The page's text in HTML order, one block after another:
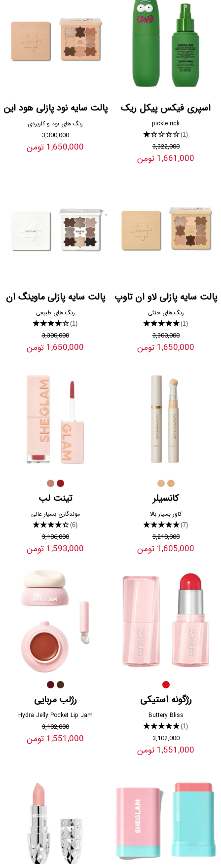
اسپری فیکس پیکل ریک
pickle rick
★★★★★(1)
3,322,000
1,661,000 تومن
پالت سایه نود پازلی هود این
رنگ های نود و کاربردی
3,300,000
1,650,000 تومن
پالت سایه پازلی لاو ان تاوپ
رنگ های خنثی
★★★★★(1)
3,300,000
1,650,000 تومن
پالت سایه پازلی ماوینگ ان
رنگ های طبیعی
★★★★★(1)
3,300,000
1,650,000 تومن
کانسیلر
کاور بسیار بالا
★★★★★(7)
3,210,000
1,605,000 تومن
تینت لب
موندگاری بسیار عالی
★★★★★(6)
3,186,000
1,593,000 تومن
رژگونه استیکی
Buttery Bliss
★★★★★(1)
3,102,000
1,551,000 تومن
رژلب مربایی
Hydra Jelly Pocket Lip Jam
3,102,000
1,551,000 تومن